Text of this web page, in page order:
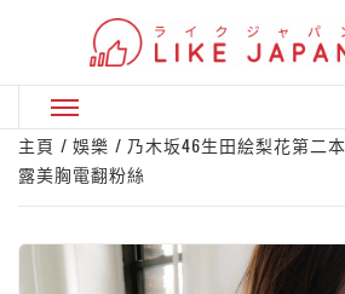
Primary
Menu
主頁 娛樂
乃木坂46生田絵梨花第二
露美胸電翻粉絲